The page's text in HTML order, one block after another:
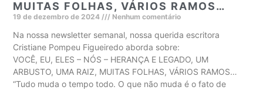
MUITAS FOLHAS, VÁRIOS RAMOS…
19 de dezembro de 2024 Nenhum comentário
Na nossa newsletter semanal, nossa querida escritora
Cristiane Pompeu Figueiredo aborda sobre:
VOCÊ, EU, ELES – NÓS – HERANÇA E LEGADO, UM
ARBUSTO, UMA RAIZ, MUITAS FOLHAS, VÁRIOS RAMOS…
“Tudo muda o tempo todo. O que não muda é o fato de